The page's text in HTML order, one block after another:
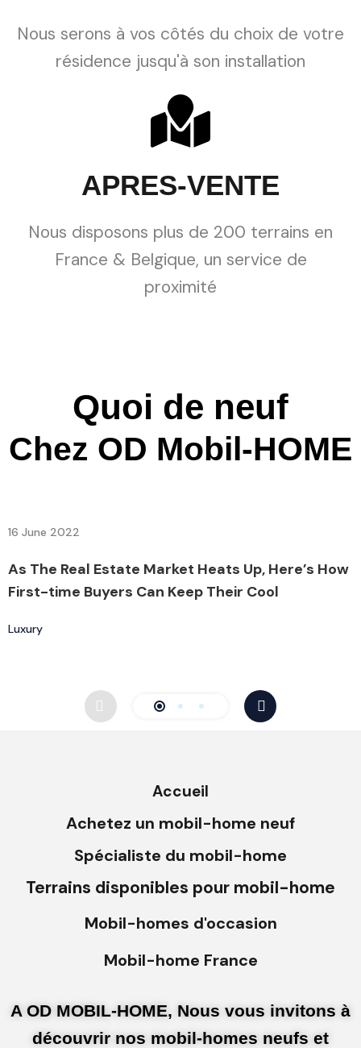
Nous serons à vos côtés du choix de votre
résidence jusqu'à son installation
APRES-VENTE
Nous disposons plus de 200 terrains en
France & Belgique, un service de
proximité
Quoi de neuf
Chez OD Mobil-HOME
16 June 2022
As The Real Estate Market Heats Up, Here’s How
First-time Buyers Can Keep Their Cool
Luxury
Accueil
Achetez un mobil-home neuf
Spécialiste du mobil-home
Terrains disponibles pour mobil-home
Mobil-homes d'occasion
Mobil-home France
A OD MOBIL-HOME, Nous vous invitons à
découvrir nos mobil-homes neufs et